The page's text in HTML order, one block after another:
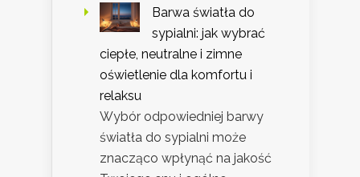
Barwa światła do
sypialni: jak wybrać
ciepłe, neutralne i zimne
oświetlenie dla komfortu i
relaksu
Wybór odpowiedniej barwy
światła do sypialni może
znacząco wpłynąć na jakość